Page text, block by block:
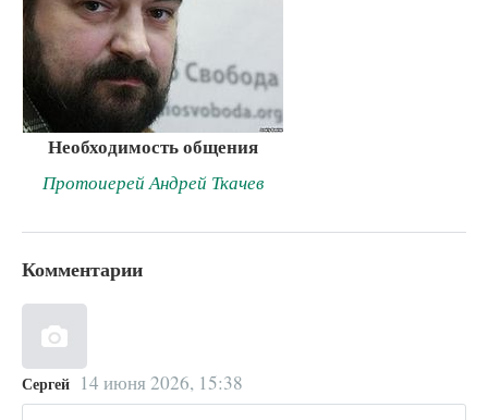
Необходимость общения
Протоиерей Андрей Ткачев
Комментарии
Сергей 14 июня 2026, 15:38